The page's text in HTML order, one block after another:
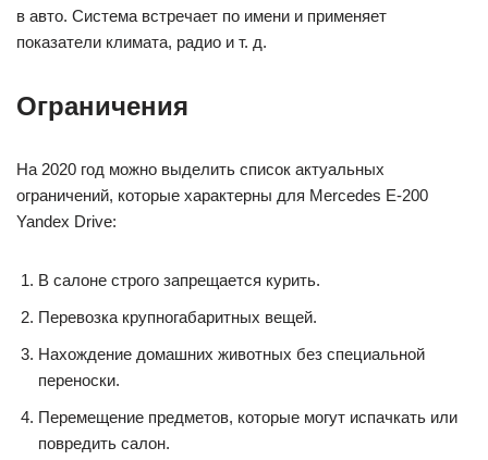
в авто. Система встречает по имени и применяет
показатели климата, радио и т. д.
Ограничения
На 2020 год можно выделить список актуальных
ограничений, которые характерны для Mercedes E-200
Yandex Drive:
В салоне строго запрещается курить.
Перевозка крупногабаритных вещей.
Нахождение домашних животных без специальной
переноски.
Перемещение предметов, которые могут испачкать или
повредить салон.